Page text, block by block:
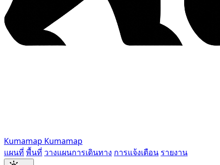
Kumamap Kumamap
แผนที่ พื้นที่ วางแผนการเดินทาง การแจ้งเตือน รายงาน